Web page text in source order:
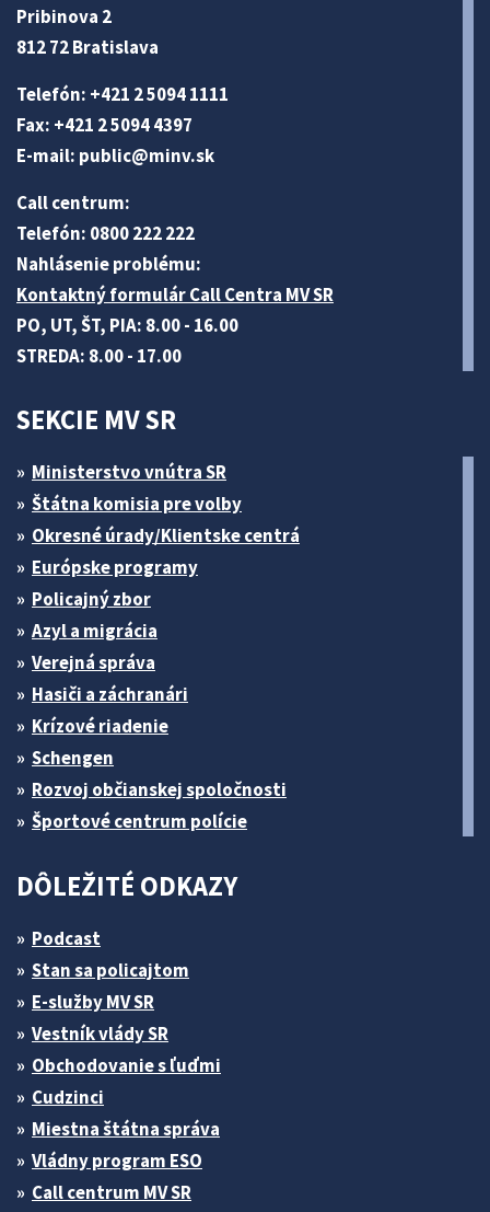
Pribinova 2
812 72 Bratislava
Telefón: +421 2 5094 1111
Fax: +421 2 5094 4397
E-mail: public@minv.sk
Call centrum:
Telefón: 0800 222 222
Nahlásenie problému:
Kontaktný formulár Call Centra MV SR
PO, UT, ŠT, PIA: 8.00 - 16.00
STREDA: 8.00 - 17.00
SEKCIE MV SR
Ministerstvo vnútra SR
Štátna komisia pre volby
Okresné úrady/Klientske centrá
Európske programy
Policajný zbor
Azyl a migrácia
Verejná správa
Hasiči a záchranári
Krízové riadenie
Schengen
Rozvoj občianskej spoločnosti
Športové centrum polície
DÔLEŽITÉ ODKAZY
Podcast
Stan sa policajtom
E-služby MV SR
Vestník vlády SR
Obchodovanie s ľuďmi
Cudzinci
Miestna štátna správa
Vládny program ESO
Call centrum MV SR